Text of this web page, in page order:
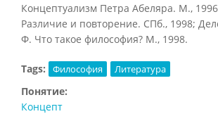
Концептуализм Петра Абеляра. М.,
Различие и повторение. СПб., 1998;
Ф. Что такое философия? М., 1998.
Tags: Философия Литература
Понятие:
Концепт